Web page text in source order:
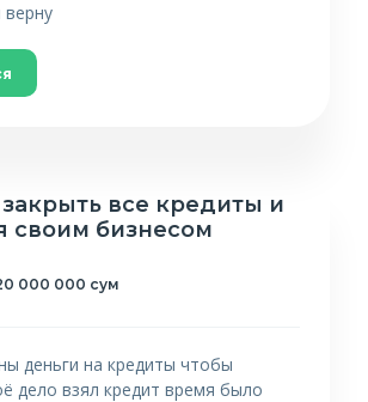
верну
все кредиты и
своим бизнесом
000 000 сум
деньги на кредиты чтобы
дело взял кредит время было